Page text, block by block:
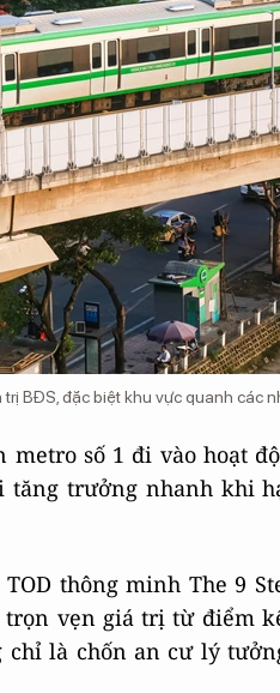
BĐS, đặc biệt khu vực quanh các
metro số 1 đi vào hoạt
tăng trưởng nhanh khi
thông minh The 9
trọn vẹn giá trị từ điểm
chỉ là chốn an cư lý